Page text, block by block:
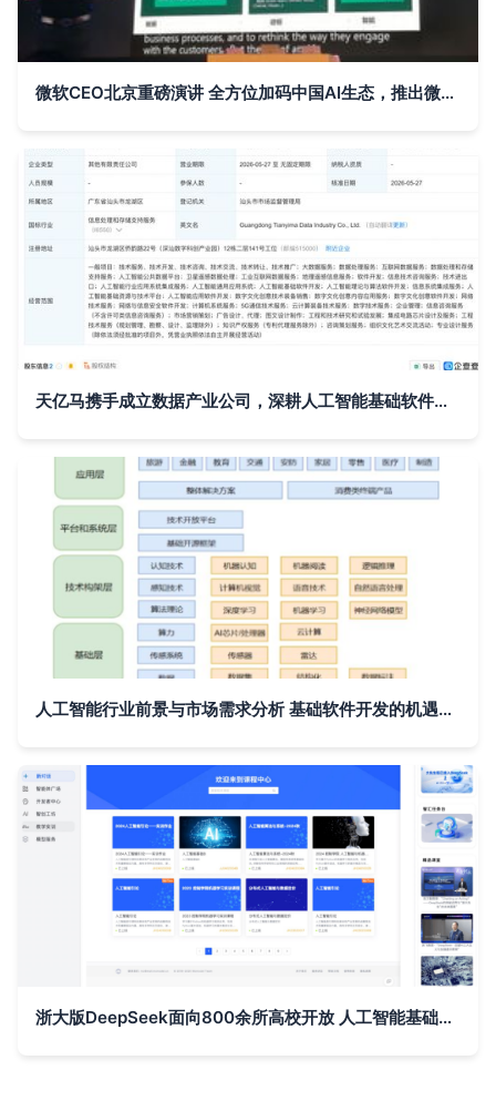
微软CEO北京重磅演讲 全方位加码中国AI生态，推出微信虚拟助手与量子新语言
天亿马携手成立数据产业公司，深耕人工智能基础软件开发
人工智能行业前景与市场需求分析 基础软件开发的机遇与挑战
浙大版DeepSeek面向800余所高校开放 人工智能基础软件开发的新里程碑